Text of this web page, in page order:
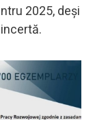
2025, deși